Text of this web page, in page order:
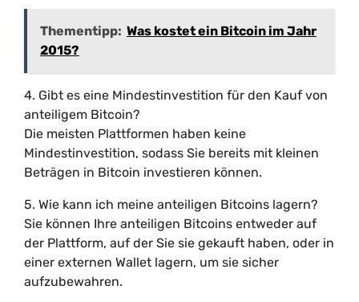
Thementipp: Was kostet ein Bitcoin im Jahr
2015?
4. Gibt es eine Mindestinvestition für den Kauf von
anteiligem Bitcoin?
Die meisten Plattformen haben keine
Mindestinvestition, sodass Sie bereits mit kleinen
Beträgen in Bitcoin investieren können.
5. Wie kann ich meine anteiligen Bitcoins lagern?
Sie können Ihre anteiligen Bitcoins entweder auf
der Plattform, auf der Sie sie gekauft haben, oder in
einer externen Wallet lagern, um sie sicher
aufzubewahren.